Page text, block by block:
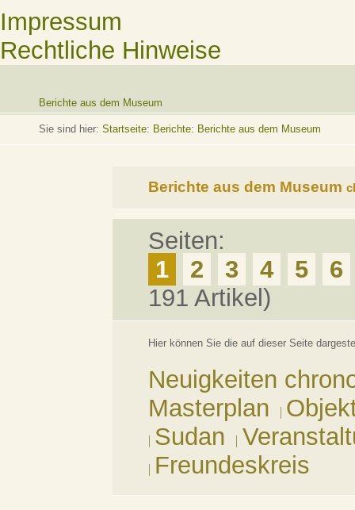
Impressum
Rechtliche Hinweise
Berichte aus dem Museum
Sie sind hier: Startseite: Berichte: Berichte aus dem Museum
Berichte aus dem Museum
Seiten:
1
2 3 4 5
6
191 Artikel)
Hier können Sie die auf dieser Seite
Neuigkeiten
Masterplan
Sudan
Freundeskreis